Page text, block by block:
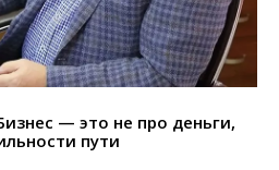
— это не про деньги,
пути